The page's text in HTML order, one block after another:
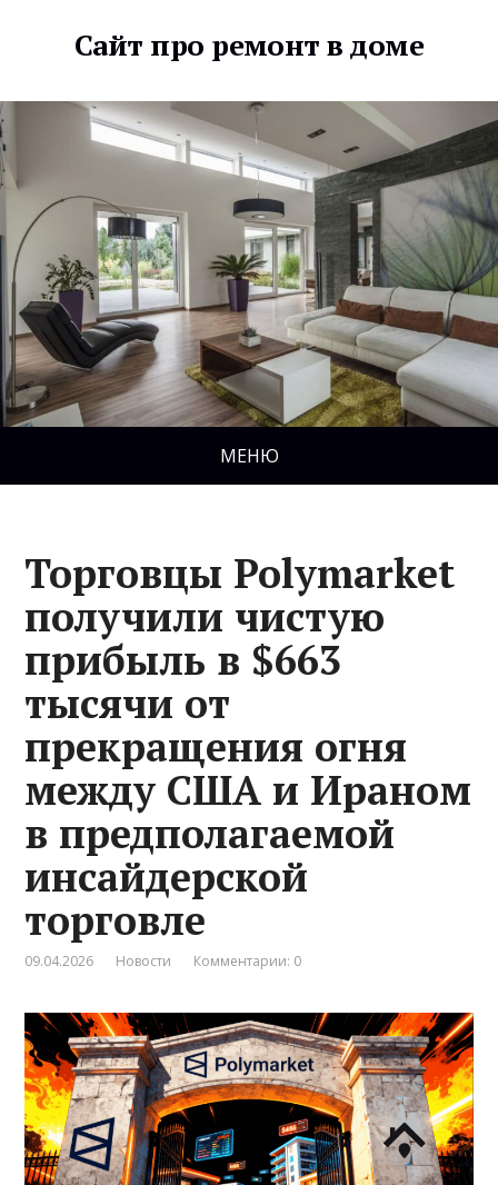
Сайт про ремонт в доме
МЕНЮ
Торговцы Polymarket
получили чистую
прибыль в $663
тысячи от
прекращения огня
между США и Ираном
в предполагаемой
инсайдерской
торговле
09.04.2026 Новости Комментарии: 0